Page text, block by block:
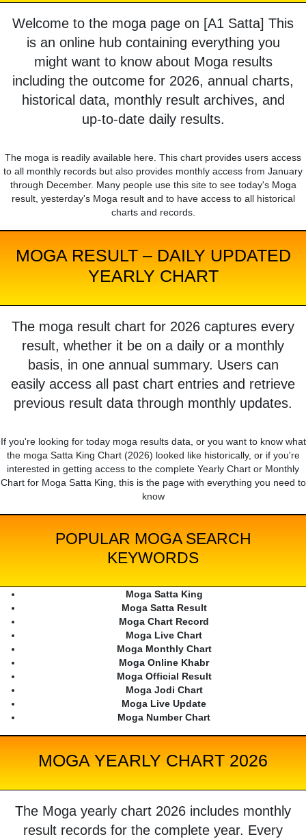
Welcome to the moga page on [A1 Satta] This
is an online hub containing everything you
might want to know about Moga results
including the outcome for 2026, annual charts,
historical data, monthly result archives, and
up-to-date daily results.
The moga is readily available here. This chart provides users access
to all monthly records but also provides monthly access from January
through December. Many people use this site to see today's Moga
result, yesterday's Moga result and to have access to all historical
charts and records.
MOGA RESULT – DAILY UPDATED
YEARLY CHART
The moga result chart for 2026 captures every
result, whether it be on a daily or a monthly
basis, in one annual summary. Users can
easily access all past chart entries and retrieve
previous result data through monthly updates.
If you're looking for today moga results data, or you want to know what
the moga Satta King Chart (2026) looked like historically, or if you're
interested in getting access to the complete Yearly Chart or Monthly
Chart for Moga Satta King, this is the page with everything you need to
know
POPULAR MOGA SEARCH
KEYWORDS
Moga Satta King
Moga Satta Result
Moga Chart Record
Moga Live Chart
Moga Monthly Chart
Moga Online Khabr
Moga Official Result
Moga Jodi Chart
Moga Live Update
Moga Number Chart
MOGA YEARLY CHART 2026
The Moga yearly chart 2026 includes monthly
result records for the complete year. Every